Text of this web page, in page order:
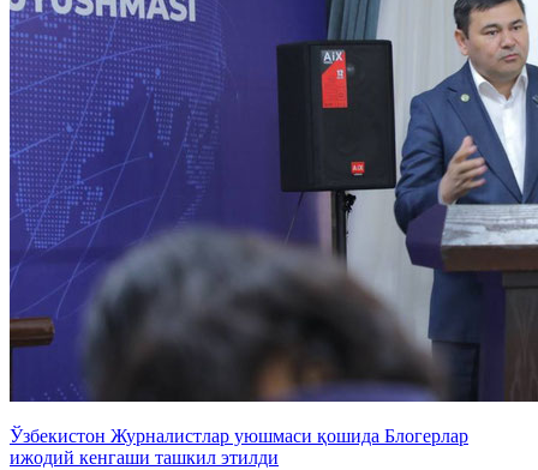
Ўзбекистон Журналистлар уюшмаси қошида Блогерлар
ижодий кенгаши ташкил этилди